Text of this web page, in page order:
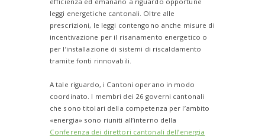
leggi energetiche cantonali. Oltre alle
prescrizioni, le leggi contengono anche misure di
incentivazione per il risanamento energetico o
per l’installazione di sistemi di riscaldamento
tramite fonti rinnovabili.
A tale riguardo, i Cantoni operano in modo
coordinato. I membri dei 26 governi cantonali
che sono titolari della competenza per l’ambito
«energia» sono riuniti all’interno della
Conferenza dei direttori cantonali dell’energia